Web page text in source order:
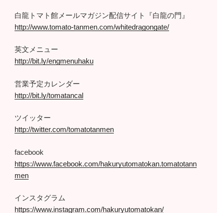
白龍トマト館メールマガジン配信サイト『白龍の門』
http://www.tomato-tanmen.com/whitedragongate/
英文メニュー
http://bit.ly/engmenuhaku
営業予定カレンダー
http://bit.ly/tomatancal
ツイッター
http://twitter.com/tomatotanmen
facebook
https://www.facebook.com/hakuryutomatokan.tomatotann
men
インスタグラム
https://www.instagram.com/hakuryutomatokan/